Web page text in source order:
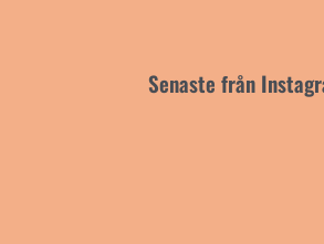
Senaste från